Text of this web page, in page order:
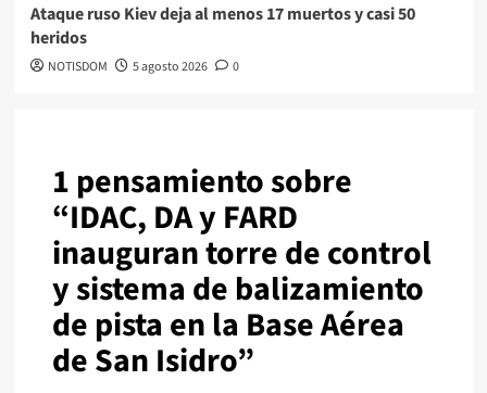
Ataque ruso Kiev deja al menos 17 muertos y casi 50
heridos
NOTISDOM 5 agosto 2026 0
1 pensamiento sobre
“IDAC, DA y FARD
inauguran torre de control
y sistema de balizamiento
de pista en la Base Aérea
de San Isidro”